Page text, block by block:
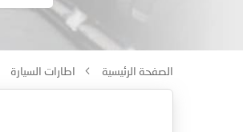
الصفحة الرئيسية اطارات السيارة